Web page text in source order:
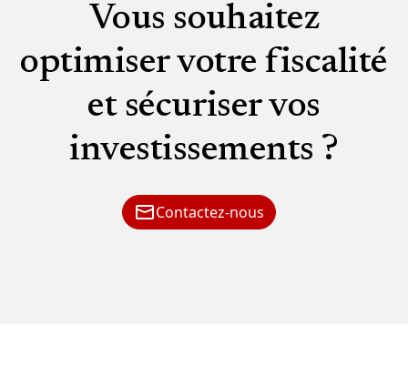
Vous souhaitez
optimiser votre fiscalité
et sécuriser vos
investissements ?
Contactez-nous